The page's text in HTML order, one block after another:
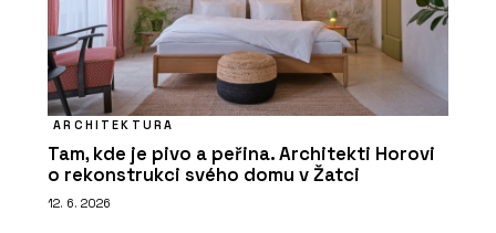
ARCHITEKTURA
Tam, kde je pivo a peřina. Architekti Horovi
o rekonstrukci svého domu v Žatci
12. 6. 2026